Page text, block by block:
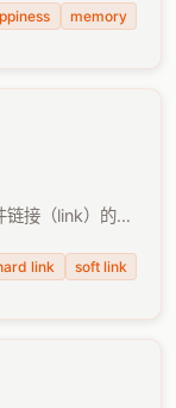
交换分区memory
接（link）的笔
与拷贝文件的命
link soft link